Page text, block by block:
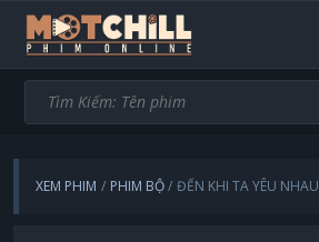
XEM PHIM PHIM BỘ ĐẾN KHI TA YÊU NHAU